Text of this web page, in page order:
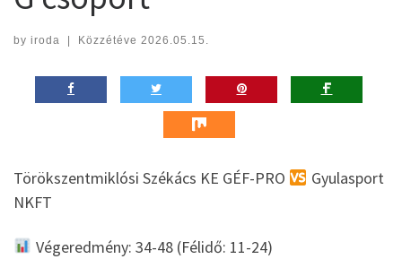
by iroda | Közzétéve 2026.05.15.
Törökszentmiklósi Székács KE GÉF-PRO
Gyulasport
NKFT
Végeredmény: 34-48 (Félidő: 11-24)